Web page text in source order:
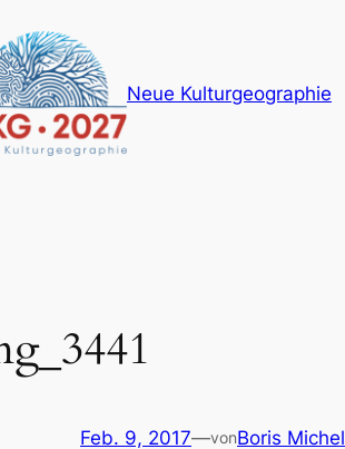
Neue Kulturgeographie
Feb. 9, 2017—vonBoris Michel